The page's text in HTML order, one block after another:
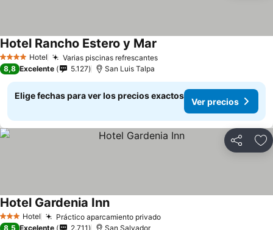
4 EstrellasHotel Varias piscinas refrescantesVer precios
Hotel Rancho Estero y Mar
8,8 Excelente 5.127 San Luis Talpa
Elige fechas para ver los precios exactos
Ver precios
Compartir
3 Estrellas
Hotel Práctico aparcamiento privadoVer precios
Hotel Gardenia InnVer precios
8,5 Excelente 2.711 San Salvador